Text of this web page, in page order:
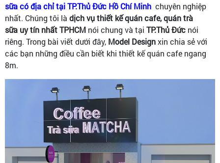
sữa có địa chỉ tại TP.Thủ Đức Hồ Chí Minh chuyên nghiệp
nhất. Chúng tôi là dịch vụ thiết kế quán cafe, quán trà
sữa uy tín nhất TPHCM nói chung và tại TP.Thủ Đức nói
riêng. Trong bài viết dưới đây, Model Designxin chia sẻ với
các bạn những điều cần biết khi thiết kế quán cafe ngang
8m.